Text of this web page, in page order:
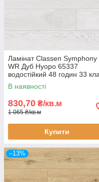
Ламінат Classen Symphony
WR Дуб Нуоро 65337
водостійкий 48 годин 33
AC5 10 мм з фаскою
В наявності
830,70 ₴/кв.м
1 065 ₴/кв.м
Купити
–13%